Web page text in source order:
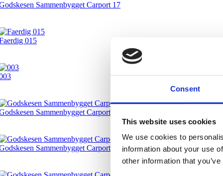
Consent
This website uses cookies
We use cookies to
information about your use
other information that
Sammenbygget Carport 17
015
Sammenbygget Carport 15
Sammenbygget Carport 14